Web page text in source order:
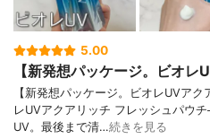
5.00
【新発想パッケージ。ビオレ
【新発想パッケージ。ビオレUV
レUVアクアリッチ フレッシュパ
UV。最後まで清…続きを見る